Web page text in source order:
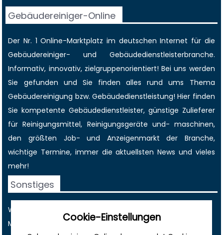
Gebäudereiniger-Online
Der Nr. 1 Online-Marktplatz im deutschen Internet für die
Gebäudereiniger- und Gebäudedienstleisterbranche.
Informativ, innovativ, zielgruppenorientiert! Bei uns werden
Sie gefunden und Sie finden alles rund ums Thema
Gebäudereinigung bzw. Gebäudedienstleistung! Hier finden
Sie kompetente Gebäudedienstleister, günstige Zulieferer
für Reinigungsmittel, Reinigungsgeräte und- maschinen,
den größten Job- und Anzeigenmarkt der Branche,
wichtige Termine, immer dieaktuellsten News und vieles
mehr!
Sonstiges
Werbung
Musterverträge und VorlagenCookie-Einstellungen